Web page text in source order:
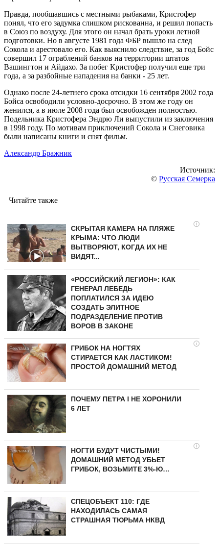
Правда, пообщавшись с местными рыбаками, Кристофер
понял, что его задумка слишком рискованна, и решил попасть
в Союз по воздуху. Для этого он начал брать уроки летной
подготовки. Но в августе 1981 года ФБР вышло на след
Сокола и арестовало его. Как выяснило следствие, за год Бойс
совершил 17 ограблений банков на территории штатов
Вашингтон и Айдахо. За побег Кристофер получил еще три
года, а за разбойные нападения на банки - 25 лет.
Однако после 24-летнего срока отсидки 16 сентября 2002 года
Бойса освободили условно-досрочно. В этом же году он
женился, а в июле 2008 года был освобожден полностью.
Подельника Кристофера Эндрю Ли выпустили из заключения
в 1998 году. По мотивам приключений Сокола и Снеговика
были написаны книги и снят фильм.
Александр Бражник
Источник:
© Русская Семерка
Читайте также
i
СКРЫТАЯ КАМЕРА НА ПЛЯЖЕ
КРЫМА: ЧТО ЛЮДИ
ВЫТВОРЯЮТ, КОГДА ИХ НЕ
ВИДЯТ...
«РОССИЙСКИЙ ЛЕГИОН»: КАК
ГЕНЕРАЛ ЛЕБЕДЬ
ПОПЛАТИЛСЯ ЗА ИДЕЮ
СОЗДАТЬ ЭЛИТНОЕ
ПОДРАЗДЕЛЕНИЕ ПРОТИВ
ВОРОВ В ЗАКОНЕ
i
ГРИБОК НА НОГТЯХ
СТИРАЕТСЯ КАК ЛАСТИКОМ!
ПРОСТОЙ ДОМАШНИЙ МЕТОД
ПОЧЕМУ ПЕТРА I НЕ ХОРОНИЛИ
6 ЛЕТ
i
НОГТИ БУДУТ ЧИСТЫМИ!
ДОМАШНИЙ МЕТОД УБЬЕТ
ГРИБОК, ВОЗЬМИТЕ 3%-Ю…
СПЕЦОБЪЕКТ 110: ГДЕ
НАХОДИЛАСЬ САМАЯ
СТРАШНАЯ ТЮРЬМА НКВД